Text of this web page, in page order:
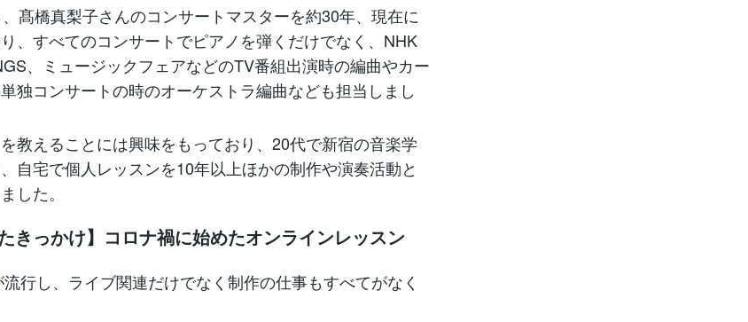
髙橋真梨子さんのコンサートマスターを約30年、現在に
、すべてのコンサートでピアノを弾くだけでなく、NHK
、ミュージックフェアなどのTV番組出演時の編曲やカー
独コンサートの時のオーケストラ編曲なども担当しまし
教えることには興味をもっており、20代で新宿の音楽学
自宅で個人レッスンを10年以上ほかの制作や演奏活動と
した。
きっかけ】コロナ禍に始めたオンラインレッスン
行し、ライブ関連だけでなく制作の仕事もすべてがなく